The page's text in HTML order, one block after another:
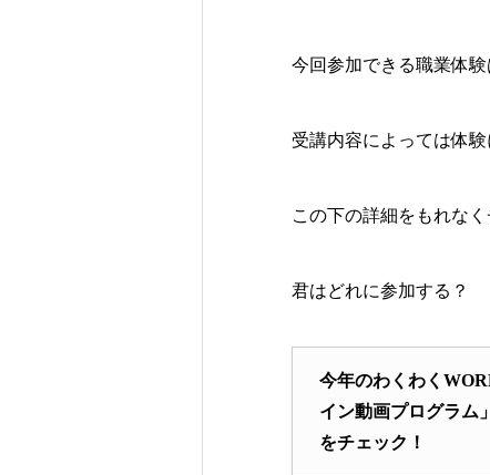
今回参加できる職業体験
受講内容によっては体
この下の詳細をもれなく
君はどれに参加する？
今年のわくわく
イン動画プログラム
をチェック！